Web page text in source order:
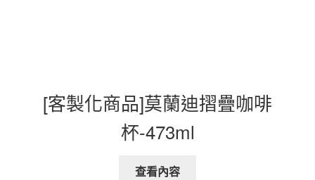
[客製化商品]莫蘭迪摺疊咖啡
杯-473ml
查看內容